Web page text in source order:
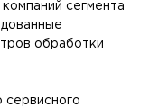
сегмента
обработки
сервисного